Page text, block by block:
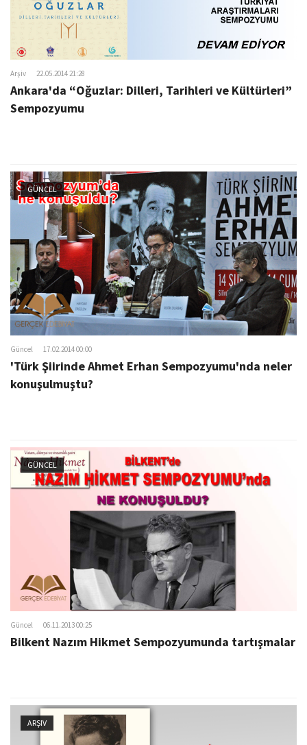
Arşiv 22.05.2014 21:28
Ankara'da “Oğuzlar: Dilleri, Tarihleri ve Kültürleri”
Sempozyumu
GÜNCEL
Güncel 17.02.2014 00:00
'Türk Şiirinde Ahmet Erhan Sempozyumu'nda neler
konuşulmuştu?
GÜNCEL
Güncel 06.11.2013 00:25
Bilkent Nazım Hikmet Sempozyumunda tartışmalar
ARŞIV